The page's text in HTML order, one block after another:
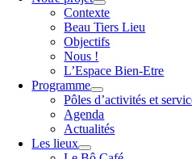
Contexte
Beau Tiers Lieu
Objectifs
Nous !
L’Espace Bien-Etre
Programme
Pôles d’activités et
Agenda
Actualités
Les lieux